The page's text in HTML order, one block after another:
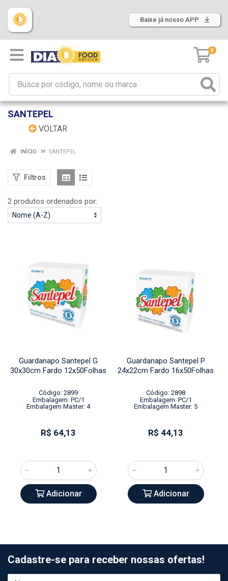
Baixe já nosso APP
0
SANTEPEL
VOLTAR
INÍCIO SANTEPEL
Filtros
2 produtos ordenados por:
Guardanapo Santepel G
30x30cm Fardo 12x50Folhas
Código: 2899
Embalagem: PC/1
Embalagem Master: 4
R$ 64,13
Adicionar
Guardanapo Santepel P
24x22cm Fardo 16x50Folhas
Código: 2898
Embalagem: PC/1
Embalagem Master: 5
R$ 44,13
Adicionar
Cadastre-se para receber nossas ofertas!